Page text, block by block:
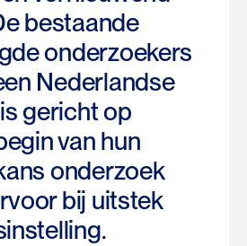
bestaande
onderzoekers
Nederlandse
gericht op
van hun
onderzoek
bij uitstek